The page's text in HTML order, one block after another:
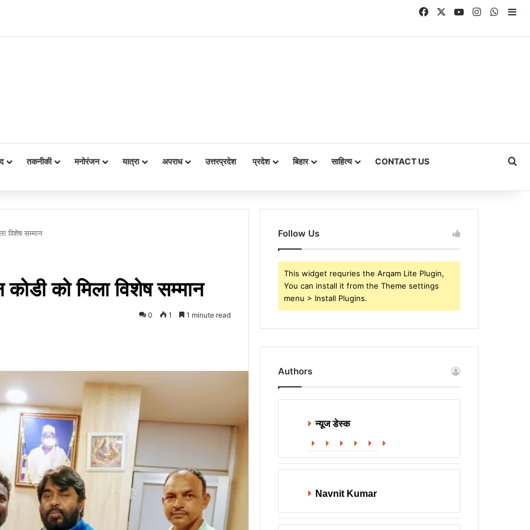
FacebookYouTubeInstagram
तकनीकी मनोरंजन यात्रा अपराध उत्तरप्रदेश प्रदेश बिहार साहित्य CONTACT US
विशेष सम्मान
कोडी को मिला विशेष सम्मान
0 1 1 minute read
Follow Us
This widget requries the Arqam Lite Plugin,
You can install it from the Theme settings
menu > Install Plugins.
Authors
न्यूज डेस्क
Website
Facebook
X LinkedIn
YouTube
Instagram
Navnit Kumar